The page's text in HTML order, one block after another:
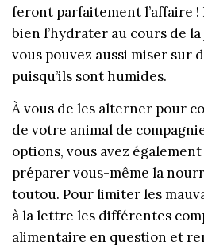
feront parfaitement l’affaire !
bien l’hydrater au cours de
vous pouvez aussi miser sur
puisqu’ils sont humides.
À vous de les alterner pour
de votre animal de
options, vous avez
préparer vous-même la
toutou. Pour limiter les
à la lettre les différentes
alimentaire en question et